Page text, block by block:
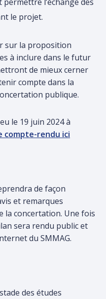
l’échange des
le projet.
sur la proposition
à inclure dans le futur
de mieux cerner
compte dans la
publique.
le 19 juin 2024 à
compte-rendu ici
de façon
et remarques
la concertation. Une fois
sera rendu public et
du SMMAG.
des études